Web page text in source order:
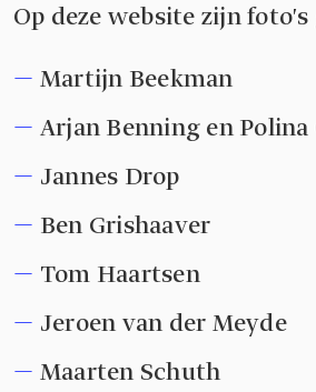
Op deze website zijn
Martijn Beekman
Arjan Benning en Polina
Jannes Drop
Ben Grishaaver
Tom Haartsen
Jeroen van der Meyde
Maarten Schuth